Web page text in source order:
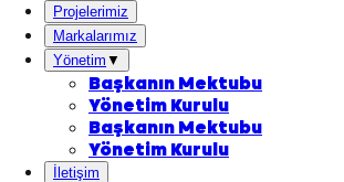
Projelerimiz
Markalarımız
Yönetim ▼
Başkanın Mektubu
Yönetim Kurulu
Başkanın Mektubu
Yönetim Kurulu
İletişim